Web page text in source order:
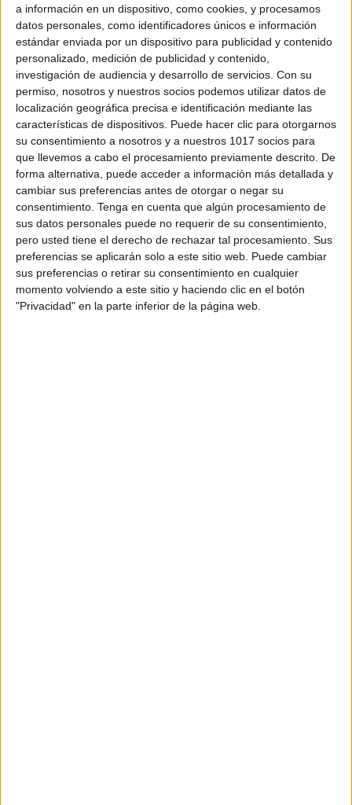
a información en un dispositivo, como cookies, y procesamos
datos personales, como identificadores únicos e información
estándar enviada por un dispositivo para publicidad y contenido
personalizado, medición de publicidad y contenido,
investigación de audiencia y desarrollo de servicios. Con su
permiso, nosotros y nuestros socios podemos utilizar datos de
localización geográfica precisa e identificación mediante las
características de dispositivos. Puede hacer clic para otorgarnos
su consentimiento a nosotros y a nuestros 1017 socios para
que llevemos a cabo el procesamiento previamente descrito. De
forma alternativa, puede acceder a información más detallada y
cambiar sus preferencias antes de otorgar o negar su
consentimiento. Tenga en cuenta que algún procesamiento de
sus datos personales puede no requerir de su consentimiento,
pero usted tiene el derecho de rechazar tal procesamiento. Sus
preferencias se aplicarán solo a este sitio web. Puede cambiar
sus preferencias o retirar su consentimiento en cualquier
momento volviendo a este sitio y haciendo clic en el botón
"Privacidad" en la parte inferior de la página web.
Comentario*
Nombre*
Correo electrónico*